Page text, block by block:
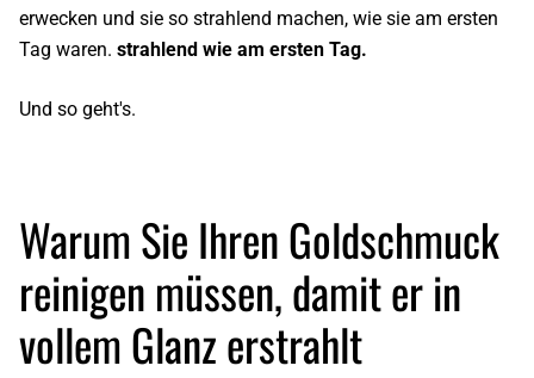
erwecken und sie so strahlend machen, wie sie am ersten
Tag waren. strahlend wie am ersten Tag.
Und so geht's.
Warum Sie Ihren Goldschmuck
reinigen müssen, damit er in
vollem Glanz erstrahlt